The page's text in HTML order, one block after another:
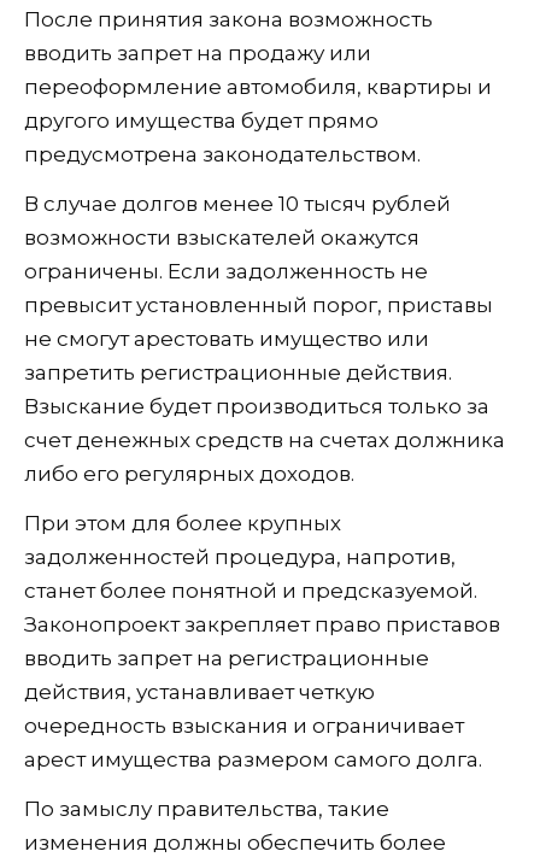
После принятия закона возможность
вводить запрет на продажу или
переоформление автомобиля, квартиры и
другого имущества будет прямо
предусмотрена законодательством.
В случае долгов менее 10 тысяч рублей
возможности взыскателей окажутся
ограничены. Если задолженность не
превысит установленный порог, приставы
не смогут арестовать имущество или
запретить регистрационные действия.
Взыскание будет производиться только за
счет денежных средств на счетах должника
либо его регулярных доходов.
При этом для более крупных
задолженностей процедура, напротив,
станет более понятной и предсказуемой.
Законопроект закрепляет право приставов
вводить запрет на регистрационные
действия, устанавливает четкую
очередность взыскания и ограничивает
арест имущества размером самого долга.
По замыслу правительства, такие
изменения должны обеспечить более